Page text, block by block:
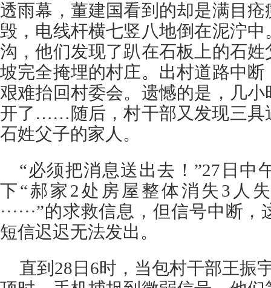
透雨幕，董建国看到的却是满目
毁，电线杆横七竖八地倒在泥泞
沟，他们发现了趴在石板上的石
坡完全掩埋的村庄。出村道路中
艰难抬回村委会。遗憾的是，几
开了……随后，村干部又发现三具
石姓父子的家人。
“必须把消息送出去！”27日中
下“郝家2处房屋整体消失3人
······”的求救信息，但信号中断
短信迟迟无法发出。
直到28日6时，当包村干部王振